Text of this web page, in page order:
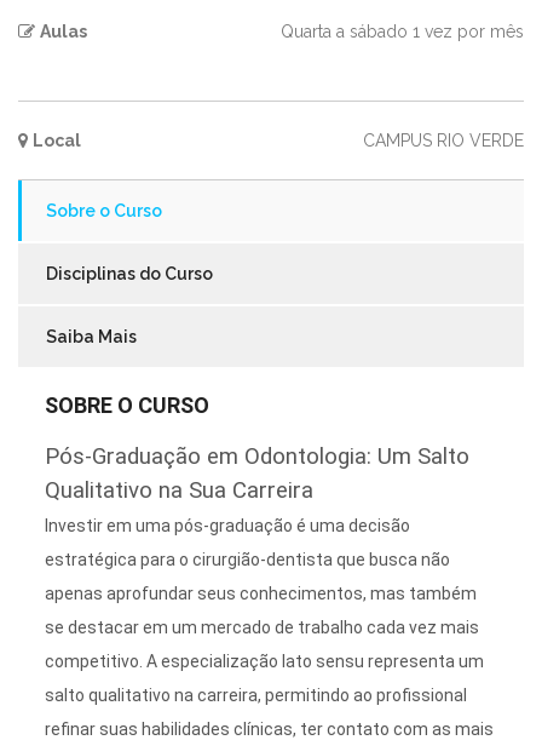
Aulas Quarta a sábado 1 vez por mês
Local CAMPUS RIO VERDE
Sobre o Curso
Disciplinas do Curso
Saiba Mais
SOBRE O CURSO
Pós-Graduação em Odontologia: Um Salto
Qualitativo na Sua Carreira
Investir em uma pós-graduação é uma decisão
estratégica para o cirurgião-dentista que busca não
apenas aprofundar seus conhecimentos, mas também
se destacar em um mercado de trabalho cada vez mais
competitivo. A especialização lato sensu representa um
salto qualitativo na carreira, permitindo ao profissional
refinar suas habilidades clínicas, ter contato com as mais